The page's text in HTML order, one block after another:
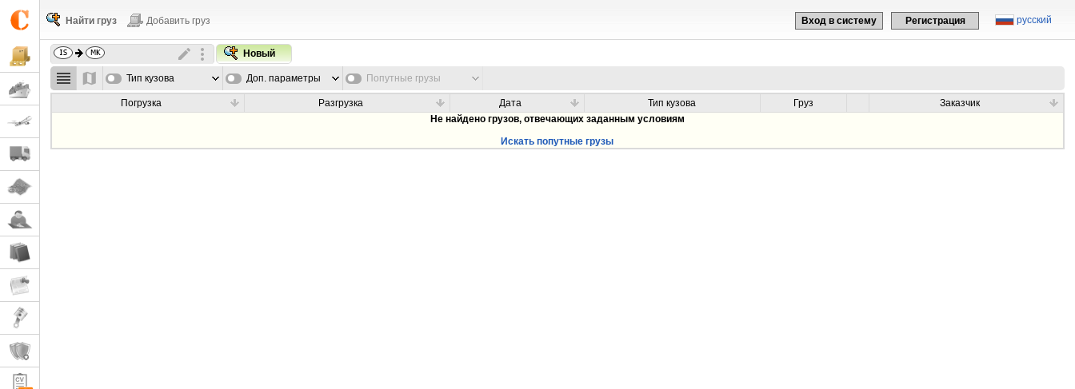
русский
Вход в систему Регистрация
Найти груз Добавить груз
Новый
Тип кузова Доп. параметры Попутные грузы
Погрузка Разгрузка Дата Тип кузова Груз
Заказчик
Не найдено грузов, отвечающих заданным условиям
Искать попутные грузы